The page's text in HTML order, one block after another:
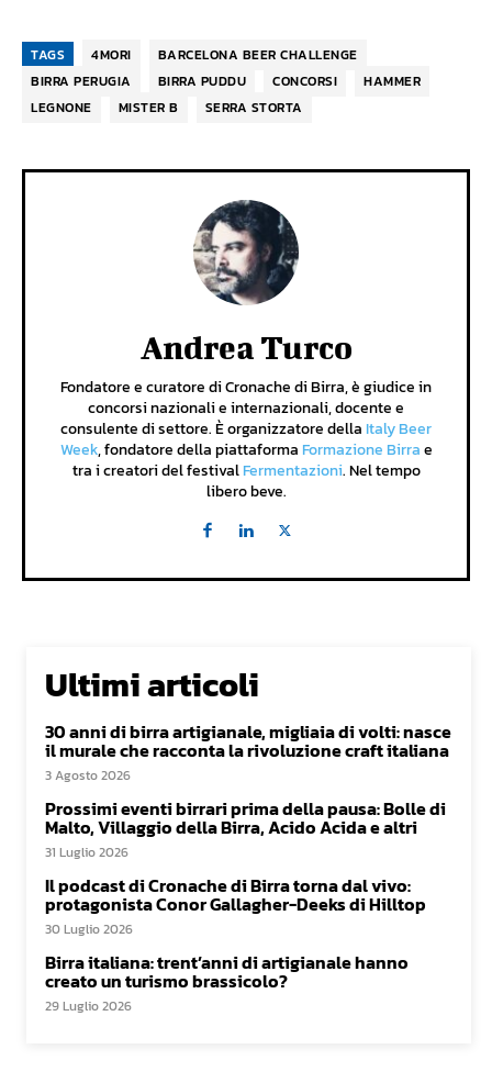
TAGS 4MORI
BARCELONA BEER CHALLENGE
BIRRA PERUGIA
BIRRA PUDDU CONCORSI
HAMMER
LEGNONE
MISTER B SERRA STORTA
Andrea Turco
Fondatore e curatore di Cronache di Birra, è giudice in
concorsi nazionali e internazionali, docente e
consulente di settore. È organizzatore della Italy Beer
Week, fondatore della piattaforma Formazione Birrae
tra i creatori del festivalFermentazioni. Nel tempo
libero beve.
Ultimi articoli
30 anni di birra artigianale, migliaia di volti: nasce
il murale che racconta la rivoluzione craft italiana
3 Agosto 2026
Prossimi eventi birrari prima della pausa: Bolle di
Malto, Villaggio della Birra, Acido Acida e altri
31 Luglio 2026
Il podcast di Cronache di Birra torna dal vivo:
protagonista Conor Gallagher-Deeks di Hilltop
30 Luglio 2026
Birra italiana: trent’anni di artigianale hanno
creato un turismo brassicolo?
29 Luglio 2026